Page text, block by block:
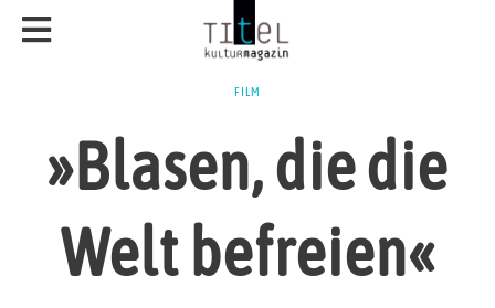
FILM
»Blasen, die die
Welt befreien«